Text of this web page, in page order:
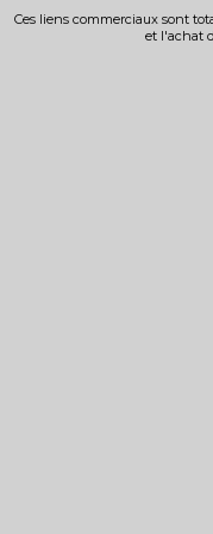
Ces liens commerciaux sont
et l'achat